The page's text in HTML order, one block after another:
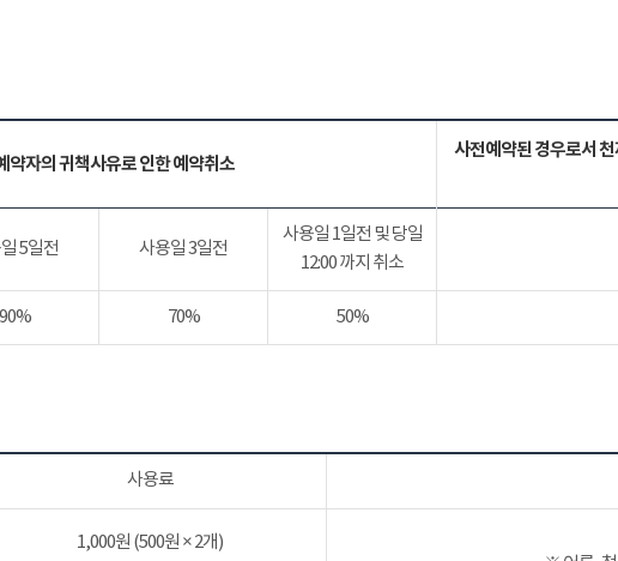
약자의 귀책사유로 인한 예약취소
사전예약된 경우로서
5일전 사용일 3일전
사용일 1일전 및 당일
12:00 까지 취소
90% 70% 50%
사용료
1,000원 (500원 × 2개)